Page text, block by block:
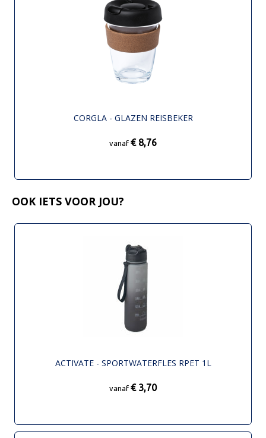
CORGLA - GLAZEN REISBEKER
vanaf € 8,76
OOK IETS VOOR JOU?
ACTIVATE - SPORTWATERFLES RPET 1L
vanaf € 3,70